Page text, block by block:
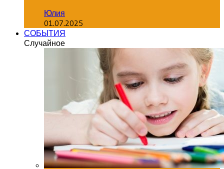
Юлия
01.07.2025
СОБЫТИЯ
Случайное